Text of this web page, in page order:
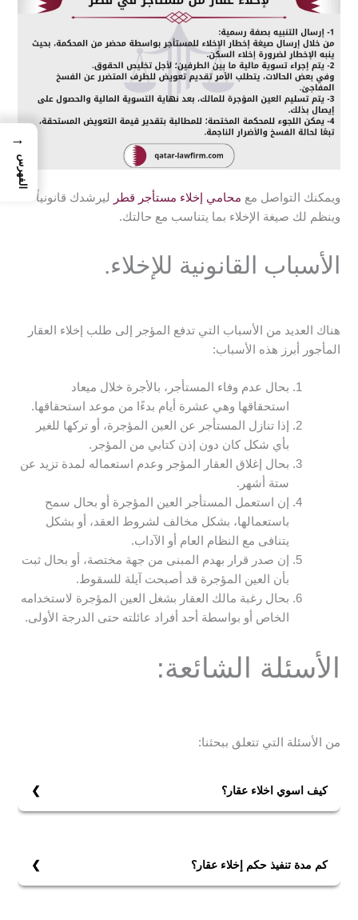
ويمكنك التواصل مع محامي إخلاء مستأجر قطر
ليرشدك قانونياً
وينظم لك صيغة الإخلاء بما يتناسب مع حالتك.
الأسباب القانونية للإخلاء.
هناك العديد من الأسباب التي تدفع المؤجر إلى طلب إخلاء العقار
المأجور أبرز هذه الأسباب:
بحال عدم وفاء المستأجر، بالأجرة خلال ميعاد
استحقاقها وهي عشرة أيام بدءًا من موعد استحقاقها.
إذا تنازل المستأجر عن العين المؤجرة، أو تركها للغير
بأي شكل كان دون إذن كتابي من المؤجر.
بحال إغلاق العقار المؤجر وعدم استعماله لمدة تزيد عن
ستة أشهر.
إن استعمل المستأجر العين المؤجرة أو بحال سمح
باستعمالها، بشكل مخالف لشروط العقد، أو بشكل
يتنافى مع النظام العام أو الآداب.
إن صدر قرار بهدم المبنى من جهة مختصة، أو بحال ثبت
بأن العين المؤجرة قد أصبحت آيلة للسقوط.
بحال رغبة مالك العقار بشغل العين المؤجرة لاستخدامه
الخاص أو بواسطة أحد أفراد عائلته حتى الدرجة الأولى.
الأسئلة الشائعة:
من الأسئلة التي تتعلق ببحثنا:
كيف اسوي اخلاء عقار؟
2- إجراء تسوية مالية بين الطرفين.
كم مدة تنفيذ حكم إخلاء عقار؟
→
الفهرس